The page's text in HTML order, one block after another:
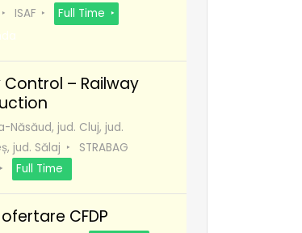
ISAF
Full Time
– Railway
Năsăud, jud. Cluj, jud.
jud. Sălaj
STRABAG
Full Time
CFDP